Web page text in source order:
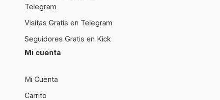
Telegram
Visitas Gratis en Telegram
Seguidores Gratis en Kick
Mi cuenta
Mi Cuenta
Carrito